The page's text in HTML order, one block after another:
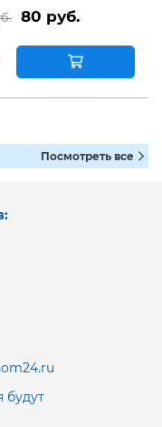
80 руб.
Посмотреть все
будут